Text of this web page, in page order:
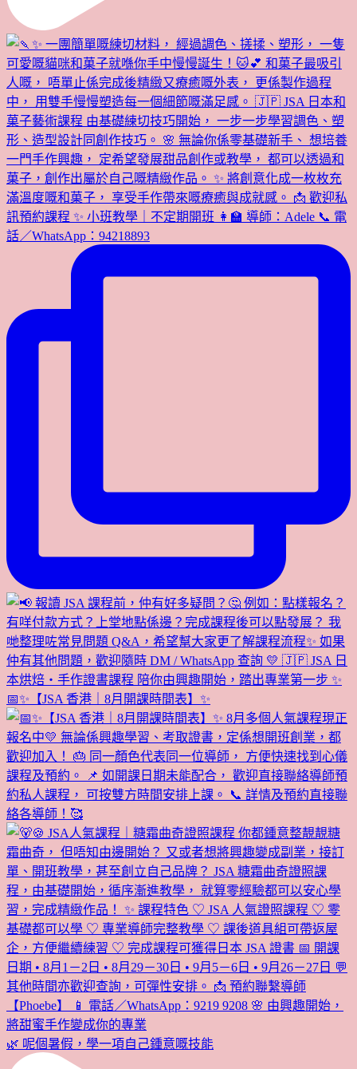
📅✨【JSA 香港｜8月開課時間表】✨
🌿 呢個暑假，學一項自己鍾意嘅技能